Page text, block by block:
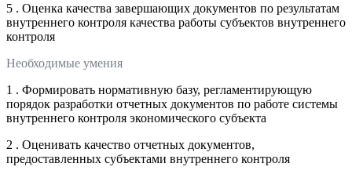
5 . Оценка качества завершающих документов по результатам
внутреннего контроля качества работы субъектов внутреннего
контроля
Необходимые умения
1 . Формировать нормативную базу, регламентирующую
порядок разработки отчетных документов по работе системы
внутреннего контроля экономического субъекта
2 . Оценивать качество отчетных документов,
предоставленных субъектами внутреннего контроля